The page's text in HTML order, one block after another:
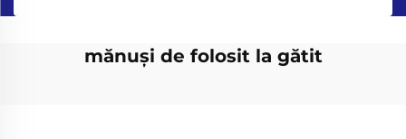
mănuși de folosit la gătit